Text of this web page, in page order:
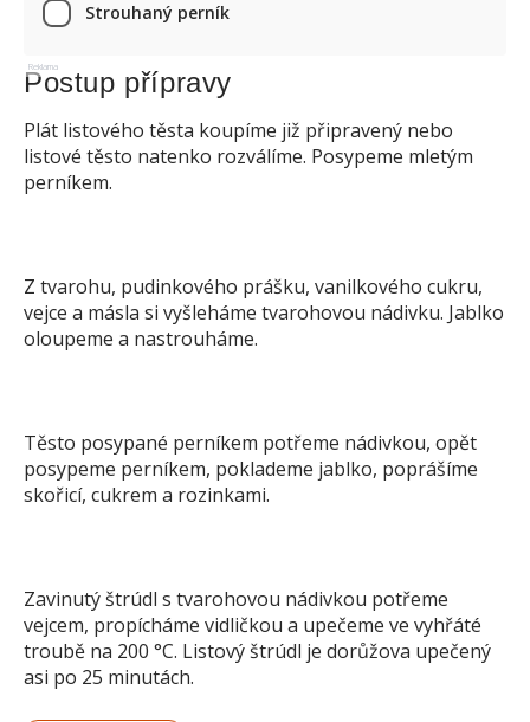
Strouhaný perník
Reklama
Postup přípravy
Plát listového těsta koupíme již připravený nebo
listové těsto natenko rozválíme. Posypeme mletým
perníkem.
Z tvarohu, pudinkového prášku, vanilkového cukru,
vejce a másla si vyšleháme tvarohovou nádivku. Jablko
oloupeme a nastrouháme.
Těsto posypané perníkem potřeme nádivkou, opět
posypeme perníkem, poklademe jablko, poprášíme
skořicí, cukrem a rozinkami.
Zavinutý štrúdl s tvarohovou nádivkou potřeme
vejcem, propícháme vidličkou a upečeme ve vyhřáté
troubě na 200 °C. Listový štrúdl je dorůžova upečený
asi po 25 minutách.